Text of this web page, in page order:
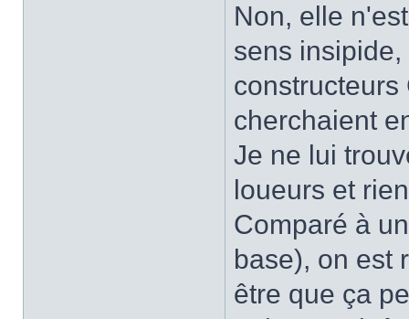
Non, elle
sens
cherchaient
Je ne lui
loueurs et
Comparé à
base), on est
être que ça